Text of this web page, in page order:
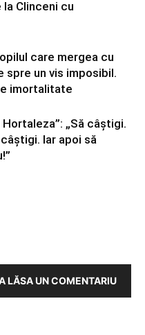
Clinceni cu
care mergea cu
spre un vis imposibil.
imortalitate
„Să câștigi.
Iar apoi să
LĂSA UN COMENTARIU